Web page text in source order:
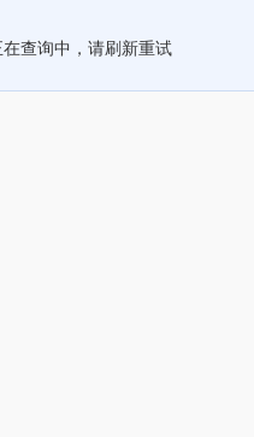
在查询中，请刷新重试